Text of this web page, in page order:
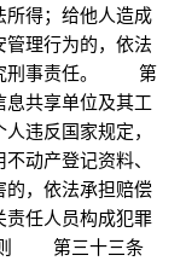
所得；给他人造成
理行为的，依法
究刑事责任。 第
共享单位及其工
违反国家规定，
动产登记资料、
，依法承担赔偿
任人员构成犯罪
则 第三十三条